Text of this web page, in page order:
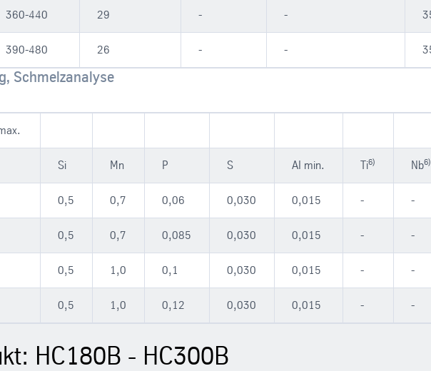
360-440 29 - -
390-480 26 - -
Schmelzanalyse
Si Mn P S AI min. Ti6) Nb6)
0,5 0,7 0,06 0,030 0,015 - -
0,5 0,7 0,085 0,030 0,015 - -
0,5 1,0 0,1 0,030 0,015 - -
0,5 1,0 0,12 0,030 0,015 - -
HC180B - HC300B